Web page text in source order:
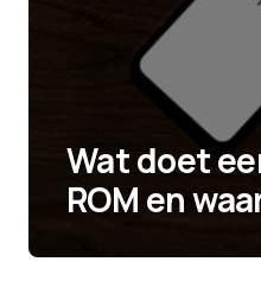
Wat doet
ROM en